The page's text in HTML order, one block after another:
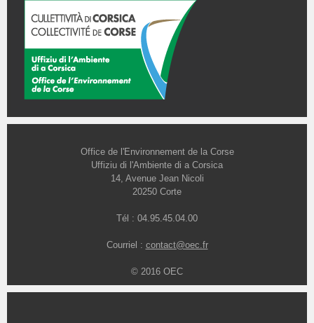
Office de l'Environnement de la Corse
Uffiziu di l'Ambiente di a Corsica
14, Avenue Jean Nicoli
20250 Corte
Tél : 04.95.45.04.00
Courriel : contact@oec.fr
© 2016 OEC